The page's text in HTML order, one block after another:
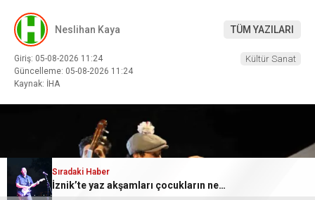
Neslihan Kaya TÜM YAZILARI
Giriş: 05-08-2026 11:24
Güncelleme: 05-08-2026 11:24
Kaynak: İHA
Kültür Sanat
Sıradaki Haber
İznik’te yaz akşamları çocukların neşesiyle renkleniyor